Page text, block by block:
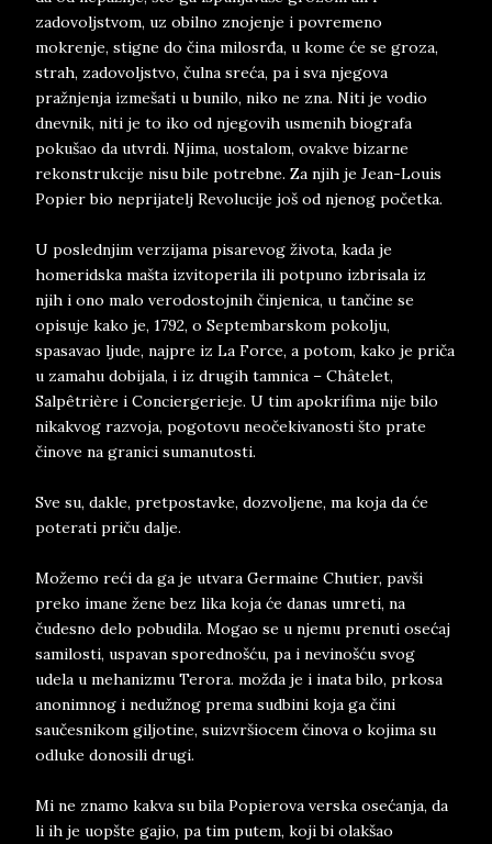
zadovoljstvom, uz obilno znojenje i povremeno
mokrenje, stigne do čina milosrđa, u kome će se groza,
strah, zadovoljstvo, čulna sreća, pa i sva njegova
pražnjenja izmešati u bunilo, niko ne zna. Niti je vodio
dnevnik, niti je to iko od njegovih usmenih biografa
pokušao da utvrdi. Njima, uostalom, ovakve bizarne
rekonstrukcije nisu bile potrebne. Za njih je Jean-Louis
Popier bio neprijatelj Revolucije još od njenog početka.
U poslednjim verzijama pisarevog života, kada je
homeridska mašta izvitoperila ili potpuno izbrisala iz
njih i ono malo verodostojnih činjenica, u tančine se
opisuje kako je, 1792, o Septembarskom pokolju,
spasavao ljude, najpre iz La Force, a potom, kako je priča
u zamahu dobijala, i iz drugih tamnica – Châtelet,
Salpêtrière i Conciergerieje. U tim apokrifima nije bilo
nikakvog razvoja, pogotovu neočekivanosti što prate
činove na granici sumanutosti.
Sve su, dakle, pretpostavke, dozvoljene, ma koja da će
poterati priču dalje.
Možemo reći da ga je utvara Germaine Chutier, pavši
preko imane žene bez lika koja će danas umreti, na
čudesno delo pobudila. Mogao se u njemu prenuti osećaj
samilosti, uspavan sporednošću, pa i nevinošću svog
udela u mehanizmu Terora. možda je i inata bilo, prkosa
anonimnog i nedužnog prema sudbini koja ga čini
saučesnikom giljotine, suizvršiocem činova o kojima su
odluke donosili drugi.
Mi ne znamo kakva su bila Popierova verska osećanja, da
li ih je uopšte gajio, pa tim putem, koji bi olakšao